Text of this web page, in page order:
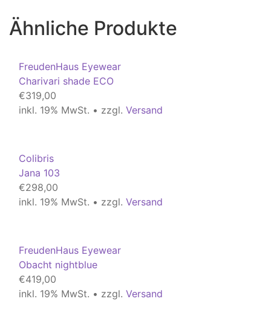
Ähnliche Produkte
FreudenHaus Eyewear
Charivari shade ECO
€319,00
inkl. 19% MwSt. • zzgl. Versand
Colibris
Jana 103
€298,00
inkl. 19% MwSt. • zzgl. Versand
FreudenHaus Eyewear
Obacht nightblue
€419,00
inkl. 19% MwSt. • zzgl. Versand